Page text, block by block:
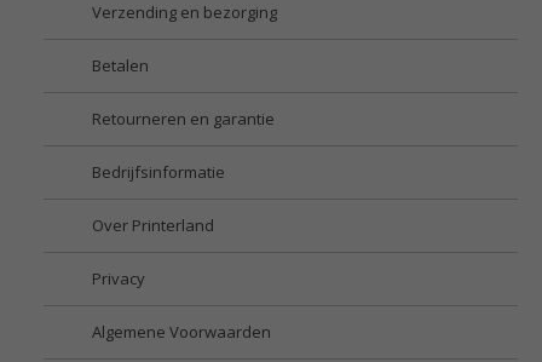
Verzending en bezorging
Betalen
Retourneren en garantie
Bedrijfsinformatie
Over Printerland
Privacy
Algemene Voorwaarden